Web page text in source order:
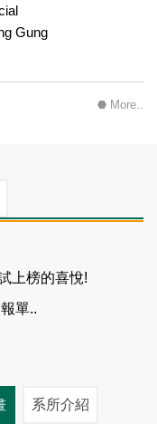
Gung
More..
上榜的喜悅!
單..
系所介紹